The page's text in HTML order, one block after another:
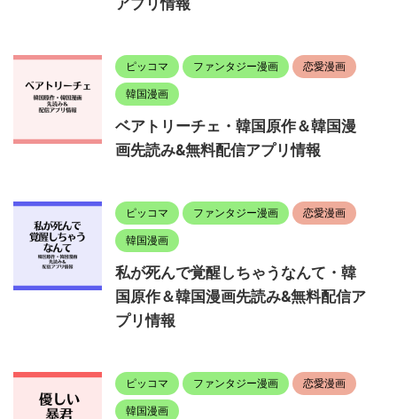
アプリ情報
ピッコマ ファンタジー漫画 恋愛漫画
韓国漫画
ベアトリーチェ・韓国原作＆韓国漫
画先読み&無料配信アプリ情報
ピッコマ ファンタジー漫画 恋愛漫画
韓国漫画
私が死んで覚醒しちゃうなんて・韓
国原作＆韓国漫画先読み&無料配信ア
プリ情報
ピッコマ ファンタジー漫画 恋愛漫画
韓国漫画